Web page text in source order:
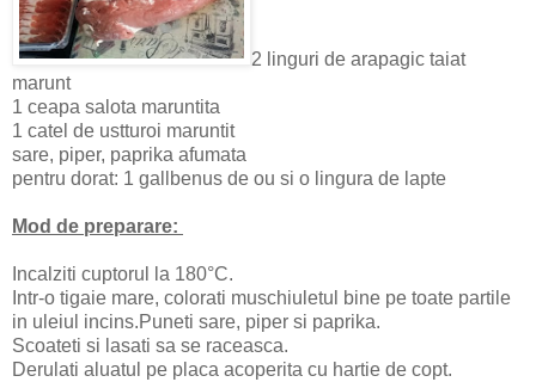
2 linguri de arapagic taiat
marunt
1 ceapa salota maruntita
1 catel de ustturoi maruntit
sare, piper, paprika afumata
pentru dorat: 1 gallbenus de ou si o lingura de lapte
Mod de preparare:
Incalziti cuptorul la 180°C.
Intr-o tigaie mare, colorati muschiuletul bine pe toate partile
in uleiul incins.Puneti sare, piper si paprika.
Scoateti si lasati sa se raceasca.
Derulati aluatul pe placa acoperita cu hartie de copt.